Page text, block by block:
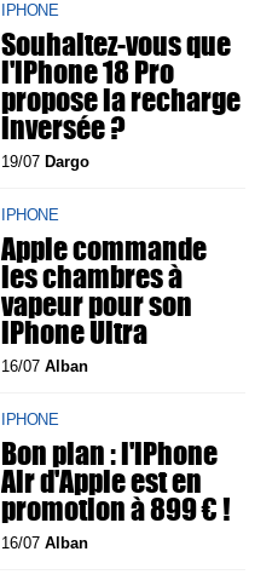
IPHONE
Souhaitez-vous que
l'iPhone 18 Pro
propose la recharge
inversée ?
19/07 Dargo
IPHONE
Apple commande
les chambres à
vapeur pour son
iPhone Ultra
16/07Alban
IPHONE
Bon plan : l'iPhone
Air d'Apple est en
promotion à 899 € !
16/07Alban